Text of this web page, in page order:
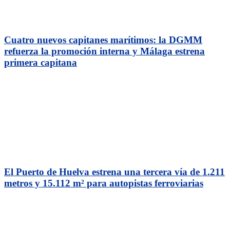
Cuatro nuevos capitanes marítimos: la DGMM
refuerza la promoción interna y Málaga estrena
primera capitana
El Puerto de Huelva estrena una tercera vía de 1.211
metros y 15.112 m² para autopistas ferroviarias